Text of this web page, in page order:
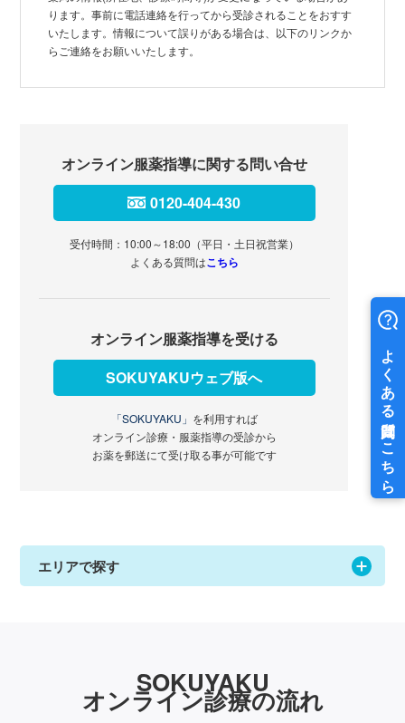
ります。事前に電話連絡を行ってから受診されることをおすす
いたします。情報について誤りがある場合は、以下のリンクか
らご連絡をお願いいたします。
オンライン服薬指導に関する問い合せ
0120-404-430
受付時間：10:00～18:00（平日・土日祝営業）
よくある質問はこちら
オンライン服薬指導を受ける
SOKUYAKUウェブ版へ
「SOKUYAKU」 を利用すれば
オンライン診療・服薬指導の受診から
お薬を郵送にて受け取る事が可能です
エリアで探す
SOKUYAKU
オンライン診療の流れ